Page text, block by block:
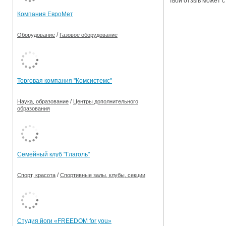
Компания ЕвроМет
Оборудование / Газовое оборудование
Торговая компания "Комсистемс"
Наука, образование / Центры дополнительного
образования
Семейный клуб "Глаголь"
Спорт, красота /Спортивные залы, клубы, секции
Студия йоги «FREEDOM for you»